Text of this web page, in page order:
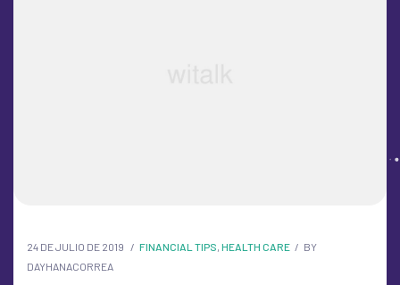
24 DE JULIO DE 2019 FINANCIAL TIPS HEALTH CARE
BY
DAYHANACORREA